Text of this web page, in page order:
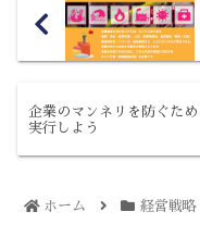
企業のマンネリを防ぐた
実行しよう
ホーム 経営戦略